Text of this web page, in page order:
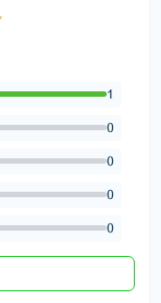
1
0
0
0
0